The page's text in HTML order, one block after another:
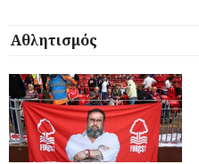
Αθλητισμός